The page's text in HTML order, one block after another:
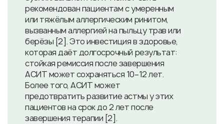
рекомендован пациентам с умеренным
или тяжёлым аллергическим ринитом,
вызванным аллергией на пыльцу трав или
берёзы [2]. Это инвестиция в здоровье,
которая даёт долгосрочный результат:
стойкая ремиссия после завершения
АСИТ может сохраняться 10–12 лет.
Более того, АСИТ может
предотвратить развитие астмы у этих
пациентов на срок до 2 лет после
завершения терапии [2].